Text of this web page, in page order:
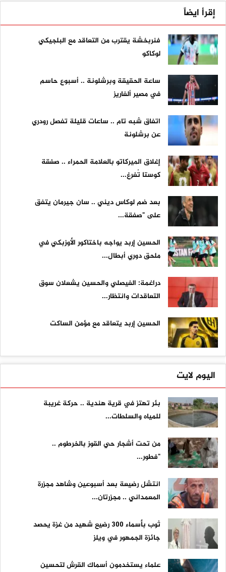
إقرأ ايضاً
فنربخشة يقترب من التعاقد مع البلجيكي
لوكاكو
ساعة الحقيقة وبرشلونة .. أسبوع حاسم
في مصير ألفاريز
اتفاق شبه تام .. ساعات قليلة تفصل رودري
عن برشلونة
إغلاق الميركاتو بالعلامة الحمراء .. صفقة
كوستا تُفرغ...
بعد ضم لوكاس ديني .. سان جيرمان يتفق
على "صفقة...
الحسين إربد يواجه باختاكور الأوزبكي في
ملحق دوري أبطال...
دراغمة: الفيصلي والحسين يشعلان سوق
التعاقدات وانتظار...
الحسين إربد يتعاقد مع مؤمن الساكت
اليوم لايت
بئر تهتز في قرية هندية .. حركة غريبة
للمياه والسلطات...
من تحت أشجار حي القوز بالخرطوم ..
"فطور...
انتشل رضيعة بعد أسبوعين وشاهد مجزرة
المعمداني .. مجزرتان...
ثوب بأسماء 300 رضيع شهيد من غزة يحصد
جائزة الجمهور في ويلز
علماء يستخدمون أسماك القرش لتحسين